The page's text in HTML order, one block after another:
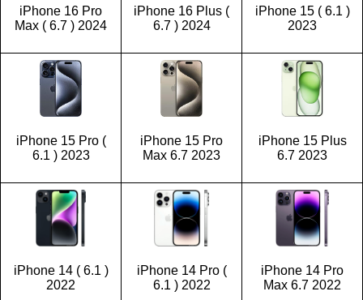
iPhone 16 Pro
Max ( 6.7 ) 2024
iPhone 16 Plus (
6.7 ) 2024
iPhone 15 ( 6.1 )
2023
iPhone 15 Pro (
6.1 ) 2023
iPhone 15 Pro
Max 6.7 2023
iPhone 15 Plus
6.7 2023
iPhone 14 ( 6.1 )
2022
iPhone 14 Pro (
6.1 ) 2022
iPhone 14 Pro
Max 6.7 2022